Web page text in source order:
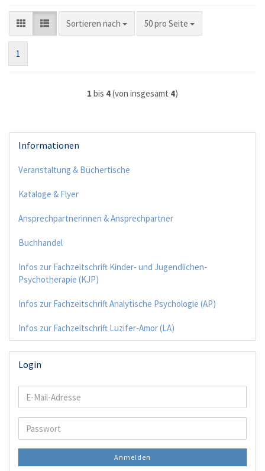
Sortieren nach
Sortieren nach 50 pro Seite
pro Seite
1
1 bis 4(von insgesamt 4)
Informationen
Veranstaltung & Büchertische
Kataloge & Flyer
Ansprechpartnerinnen & Ansprechpartner
Buchhandel
Infos zur Fachzeitschrift Kinder- und Jugendlichen-
Psychotherapie (KJP)
Infos zur Fachzeitschrift Analytische Psychologie (AP)
Infos zur Fachzeitschrift Luzifer-Amor (LA)
Login
E-
Mail-
Passwort
Anmelden